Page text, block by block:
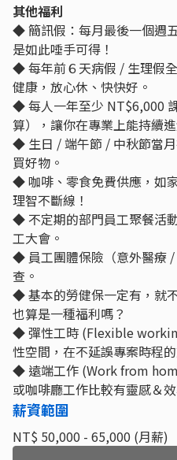
其他福利
◆ 簡訊假：每月最後一個週
是如此唾手可得！
◆ 每年前６天病假 / 生理假
健康，放心休、快快好。
◆ 每人一年至少 NT$6,000
算），讓你在專業上能持續進
◆ 生日 / 端午節 / 中秋節當
買好物。
◆ 咖啡、零食免費供應，如
理智不斷線！
◆ 不定期的部門員工聚餐活
工大會。
◆ 員工團體保險（意外醫療
查。
◆ 基本的勞健保一定有，就
也算是一種福利嗎？
◆ 彈性工時 (Flexible
性空間，在不延誤專案時程
◆ 遠端工作 (Work from
或咖啡廳工作比較有靈感＆
薪資範圍
NT$ 50,000 - 65,000 (月薪)